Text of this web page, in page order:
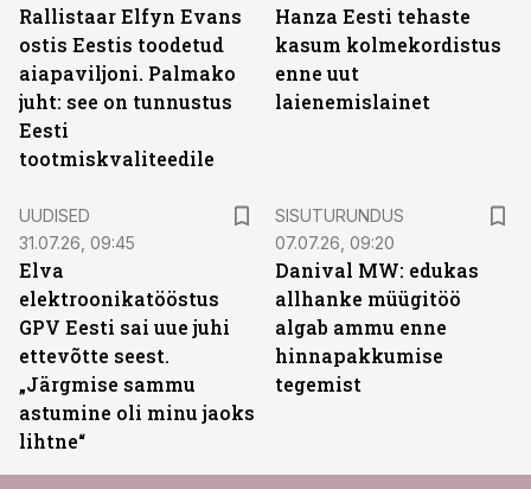
Rallistaar Elfyn Evans
ostis Eestis toodetud
aiapaviljoni. Palmako
juht: see on tunnustus
Eesti
tootmiskvaliteedile
Hanza Eesti tehaste
kasum kolmekordistus
enne uut
laienemislainet
UUDISED
31.07.26, 09:45
Elva
elektroonikatööstus
GPV Eesti sai uue juhi
ettevõtte seest.
„Järgmise sammu
astumine oli minu jaoks
lihtne“
SISUTURUNDUS
07.07.26, 09:20
Danival MW: edukas
allhanke müügitöö
algab ammu enne
hinnapakkumise
tegemist